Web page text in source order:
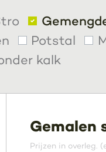
Potstal
kalk
Gemalen
Prijzen in overleg.